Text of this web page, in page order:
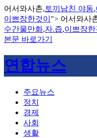
어서와사촌, 토끼남친 야동,
이쁘장한것이 "> 어서와사
수간물만화,자.즙,이쁘장한
본문 바로가기
연합뉴스
주요뉴스
정치
경제
사회
생활